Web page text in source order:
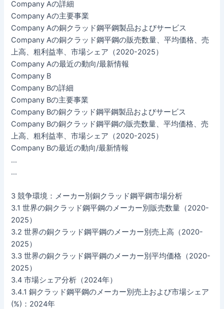
Company Aの詳細
Company Aの主要事業
Company Aの銅クラッド鋼平鋼製品およびサービス
Company Aの銅クラッド鋼平鋼の販売数量、平均価格、売
上高、粗利益率、市場シェア（2020-2025）
Company Aの最近の動向/最新情報
Company B
Company Bの詳細
Company Bの主要事業
Company Bの銅クラッド鋼平鋼製品およびサービス
Company Bの銅クラッド鋼平鋼の販売数量、平均価格、売
上高、粗利益率、市場シェア（2020-2025）
Company Bの最近の動向/最新情報
…
…
3 競争環境：メーカー別銅クラッド鋼平鋼市場分析
3.1 世界の銅クラッド鋼平鋼のメーカー別販売数量（2020-
2025）
3.2 世界の銅クラッド鋼平鋼のメーカー別売上高（2020-
2025）
3.3 世界の銅クラッド鋼平鋼のメーカー別平均価格（2020-
2025）
3.4 市場シェア分析（2024年）
3.4.1 銅クラッド鋼平鋼のメーカー別売上および市場シェア
(%)：2024年